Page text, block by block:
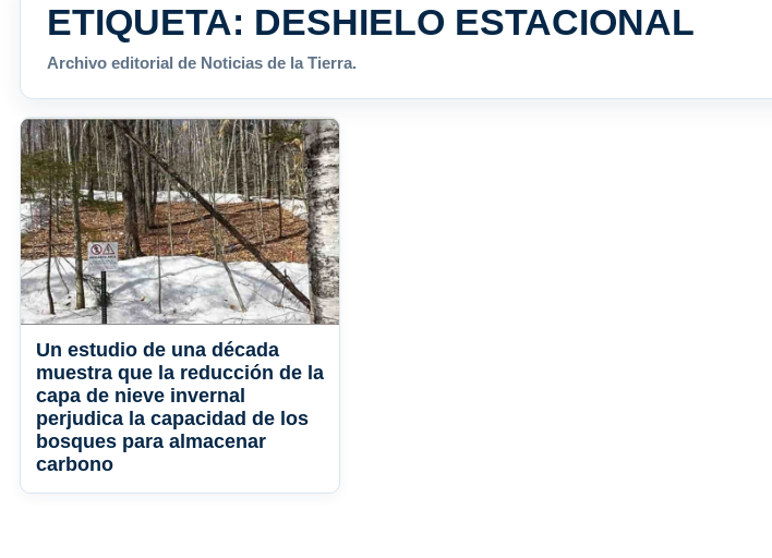
ETIQUETA: DESHIELO ESTACIONAL
Archivo editorial de Noticias de la Tierra.
Un estudio de una década
muestra que la reducción de la
capa de nieve invernal
perjudica la capacidad de los
bosques para almacenar
carbono